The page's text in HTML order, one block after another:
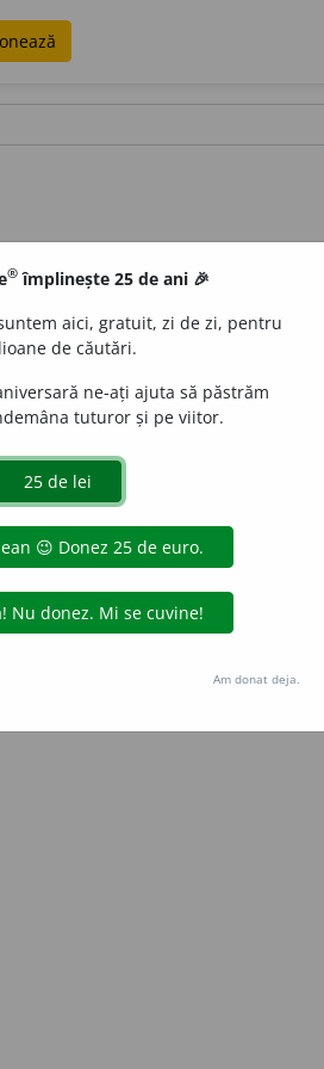
dexonline (https://dexonline.ro)
prin orice metode de extragere automată
seturilor de date oferite oficial spre utilizare
Hosterion
® împlinește 25 de ani 🎉
aici, gratuit, zi de zi, pentru
de căutări.
ne-ați ajuta să păstrăm
tuturor și pe viitor.
Am donat deja.